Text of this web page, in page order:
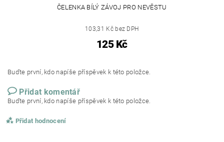
ČELENKA BÍLÝ ZÁVOJ PRO NEVĚSTU
103,31 Kč bez DPH
125 Kč
Buďte první, kdo napíše příspěvek k této položce.
Přidat komentář
Buďte první, kdo napíše příspěvek k této položce.
Přidat hodnocení